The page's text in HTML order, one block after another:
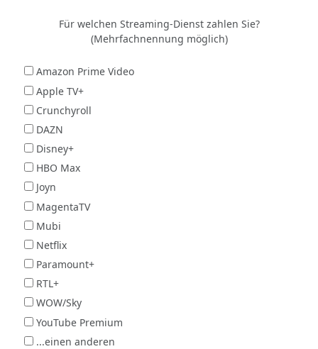
Für welchen Streaming-Dienst zahlen Sie?
(Mehrfachnennung möglich)
Amazon Prime Video
Apple TV+
Crunchyroll
DAZN
Disney+
HBO Max
Joyn
MagentaTV
Mubi
Netflix
Paramount+
RTL+
WOW/Sky
YouTube Premium
...einen anderen